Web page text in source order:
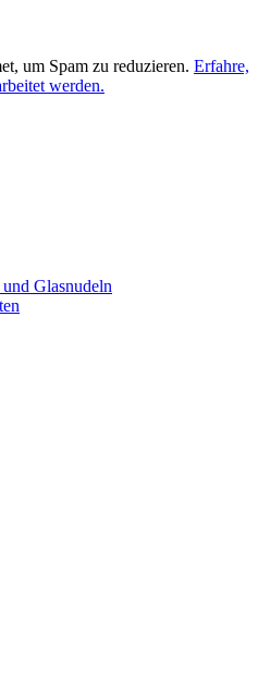
um Spam zu reduzieren. Erfahre,
werden.
Glasnudeln